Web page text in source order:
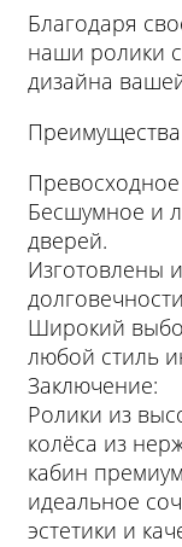
Благодаря
наши ролики
дизайна
Преимущества
Бесшумное и
дверей.
Изготовлены
Широкий
любой стиль
Заключение:
Ролики из
колёса из
кабин
идеальное
эстетики и